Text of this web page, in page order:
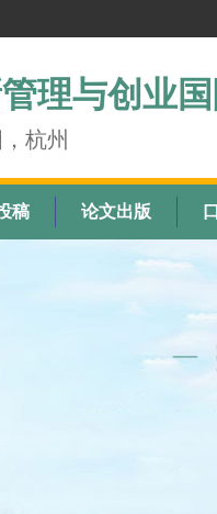
理与创业
杭州
稿 论文出版